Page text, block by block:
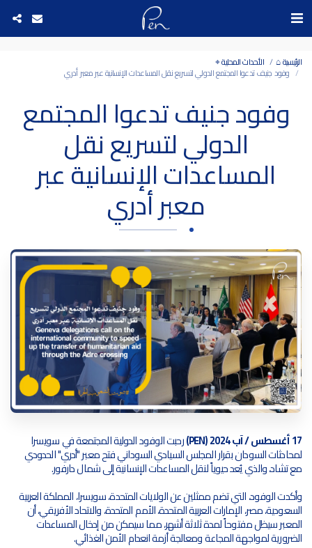
الرئيسية ⌂ الأحداث المحلية ⌖
وفود جنيف تدعوا المجتمع الدولي لتسريع نقل المساعدات الإنسانية عبر معبر أدري
وفود جنيف تدعوا المجتمع
الدولي لتسريع نقل
المساعدات الإنسانية عبر
معبر أدري
17 أغسطس / آب 2024 (PEN) رحبت الوفود الدولية المجتمعة في سويسرا
لمحادثات السودان بقرار المجلس السيادي السوداني فتح معبر "أدري" الحدودي
مع تشاد، والذي يُعد حيوياً لنقل المساعدات الإنسانية إلى شمال دارفور.
وأكدت الوفود، التي تضم ممثلين عن الولايات المتحدة، سويسرا، المملكة العربية
السعودية، مصر، الإمارات العربية المتحدة، الأمم المتحدة، والاتحاد الأفريقي، أن
المعبر سيظل مفتوحاً لمدة ثلاثة أشهر، مما سيمكن من إدخال المساعدات
الضرورية لمواجهة المجاعة ومعالجة أزمة انعدام الأمن الغذائي.